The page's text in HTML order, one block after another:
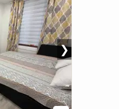
❯